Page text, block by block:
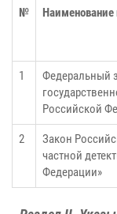
№
1
Федеральный
Российской
2
Закон
частной
Федерации»